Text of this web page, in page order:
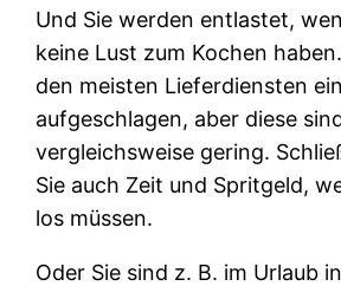
Und Sie werden entlastet,
keine Lust zum Kochen
den meisten Lieferdiensten
aufgeschlagen, aber diese
vergleichsweise gering.
Sie auch Zeit und Spritgeld,
los müssen.
Oder Sie sind z. B. im Urlaub